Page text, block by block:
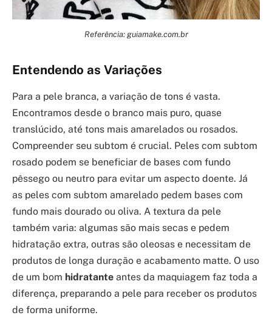
Referência: guiamake.com.br
Entendendo as Variações
Para a pele branca, a variação de tons é vasta.
Encontramos desde o branco mais puro, quase
translúcido, até tons mais amarelados ou rosados.
Compreender seu subtom é crucial. Peles com subtom
rosado podem se beneficiar de bases com fundo
pêssego ou neutro para evitar um aspecto doente. Já
as peles com subtom amarelado pedem bases com
fundo mais dourado ou oliva. A textura da pele
também varia: algumas são mais secas e pedem
hidratação extra, outras são oleosas e necessitam de
produtos de longa duração e acabamento matte. O uso
de um bom hidratante antes da maquiagem faz toda a
diferença, preparando a pele para receber os produtos
de forma uniforme.